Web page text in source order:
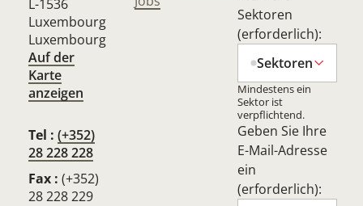
L-1536
Luxembourg
Luxembourg
Auf der
Karte
anzeigen
Tel : (+352)
28 228 228
Fax : (+352)
28 228 229
Sektoren
(erforderlich):
Sektoren
Mindestens ein
Sektor ist
verpflichtend.
Geben Sie Ihre
E-Mail-Adresse
ein
(erforderlich):